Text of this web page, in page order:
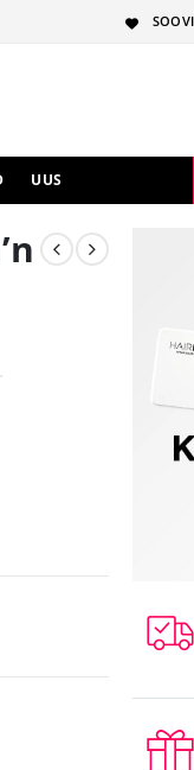
UUS